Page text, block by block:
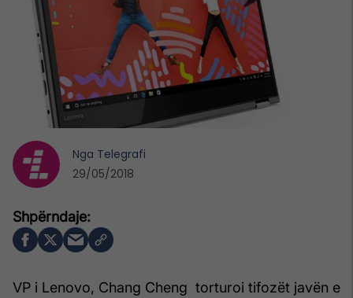
VP i Lenovo, Chang Cheng torturoi tifozët javën e
Nga Telegrafi
29/05/2018